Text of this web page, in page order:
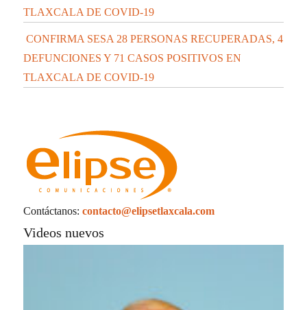
TLAXCALA DE COVID-19
CONFIRMA SESA 28 PERSONAS RECUPERADAS, 4
DEFUNCIONES Y 71 CASOS POSITIVOS EN
TLAXCALA DE COVID-19
Contáctanos: contacto@elipsetlaxcala.com
Videos nuevos